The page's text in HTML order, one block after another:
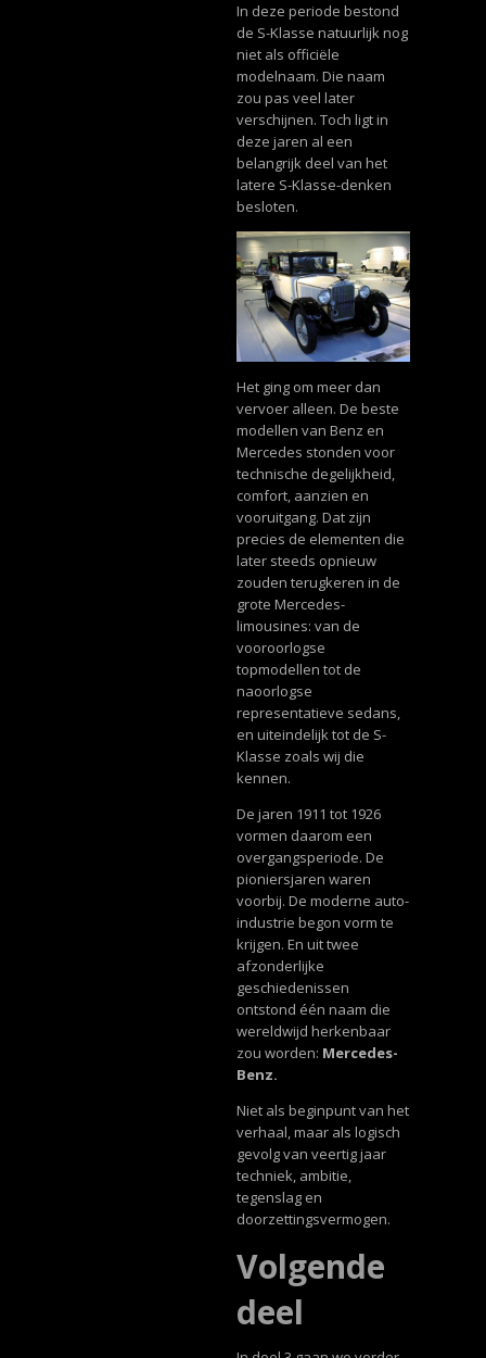
In deze periode bestond
de S-Klasse natuurlijk nog
niet als officiële
modelnaam. Die naam
zou pas veel later
verschijnen. Toch ligt in
deze jaren al een
belangrijk deel van het
latere S-Klasse-denken
besloten.
Het ging om meer dan
vervoer alleen. De beste
modellen van Benz en
Mercedes stonden voor
technische degelijkheid,
comfort, aanzien en
vooruitgang. Dat zijn
precies de elementen die
later steeds opnieuw
zouden terugkeren in de
grote Mercedes-
limousines: van de
vooroorlogse
topmodellen tot de
naoorlogse
representatieve sedans,
en uiteindelijk tot de S-
Klasse zoals wij die
kennen.
De jaren 1911 tot 1926
vormen daarom een
overgangsperiode. De
pioniersjaren waren
voorbij. De moderne auto-
industrie begon vorm te
krijgen. En uit twee
afzonderlijke
geschiedenissen
ontstond één naam die
wereldwijd herkenbaar
zou worden: Mercedes-
Benz.
Niet als beginpunt van het
verhaal, maar als logisch
gevolg van veertig jaar
techniek, ambitie,
tegenslag en
doorzettingsvermogen.
Volgende
deel